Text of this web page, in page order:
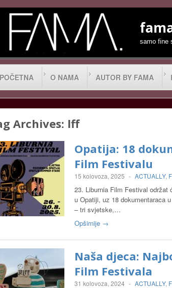
samo fine
POČETNA O NAMA AUTOR BY FAMA
Archives: lff
Opatija: 18
Film Festivalu
15 kolovoza, 2025 - ACTUALLY,
23. Liburnia Film Festival
u Opatiji, uz 18 dokumentaraca
– tri svjetske,…
Opširnije →
Naša djeca:
Film Festivala
31 kolovoza, 2024 - ACTUALLY,